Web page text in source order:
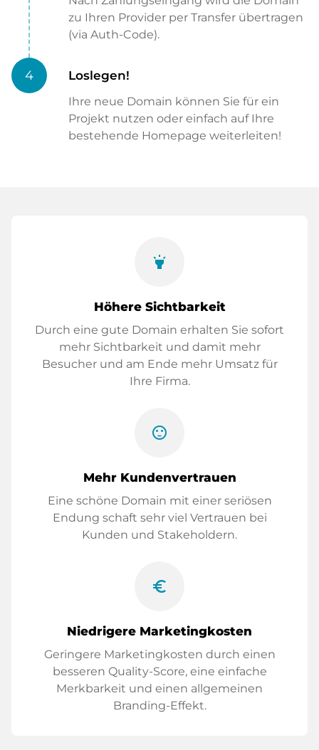
zu Ihren Provider per Transfer übertragen
(via Auth-Code).
4 Loslegen!
Ihre neue Domain können Sie für ein
Projekt nutzen oder einfach auf Ihre
bestehende Homepage weiterleiten!
highlight
Höhere Sichtbarkeit
Durch eine gute Domain erhalten Sie sofort
mehr Sichtbarkeit und damit mehr
Besucher und am Ende mehr Umsatz für
Ihre Firma.
sentiment_satisfied
Mehr Kundenvertrauen
Eine schöne Domain mit einer seriösen
Endung schaft sehr viel Vertrauen bei
Kunden und Stakeholdern.
euro_symbol
Niedrigere Marketingkosten
Geringere Marketingkosten durch einen
besseren Quality-Score, eine einfache
Merkbarkeit und einen allgemeinen
Branding-Effekt.